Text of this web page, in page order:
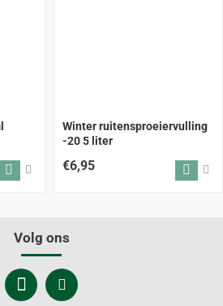
Winter ruitensproeiervulling
-20 5 liter
€6,95
Volg ons